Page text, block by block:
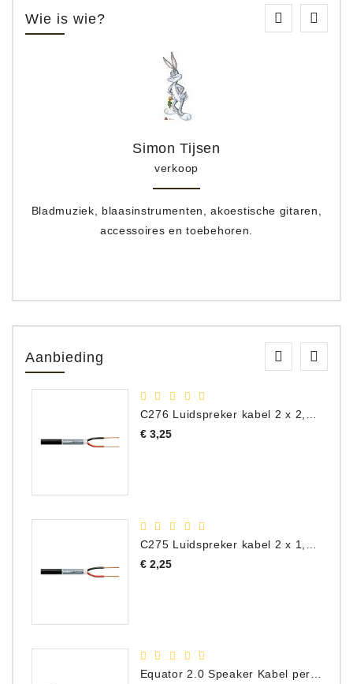
Wie is wie?
Simon Tijsen
verkoop
Bladmuziek, blaasinstrumenten, akoestische gitaren,
accessoires en toebehoren.
Aanbieding
C276 Luidspreker kabel 2 x 2,50 mm² (per meter)
€ 3,25Prijs
€ 2,25Prijs
Equator 2.0 Speaker Kabel per meter